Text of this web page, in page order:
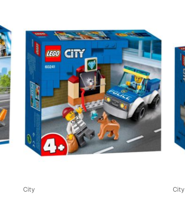
City City